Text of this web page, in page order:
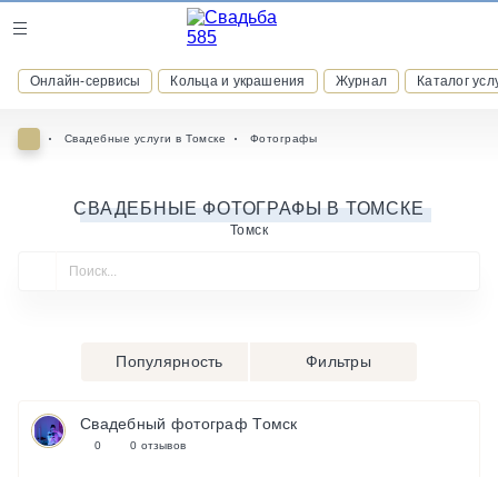
Онлайн-сервисы Кольца и украшения Журнал Каталог
ВСТУПАЙТЕ В КЛУБ ПРИВИЛЕГИЙ
Свадебные услуги в Томске Фотографы
СВАДЕБНЫЕ ФОТОГРАФЫ В ТОМСКЕ
Томск
Популярность Фильтры
Свадебный фотограф Томск
0 0 отзывов